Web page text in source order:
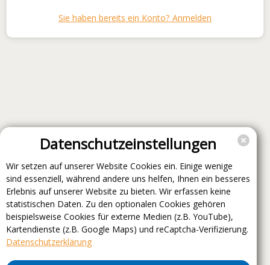
Sie haben bereits ein Konto? Anmelden
Datenschutzeinstellungen
Wir setzen auf unserer Website Cookies ein. Einige wenige
sind essenziell, während andere uns helfen, Ihnen ein besseres
Erlebnis auf unserer Website zu bieten. Wir erfassen keine
statistischen Daten. Zu den optionalen Cookies gehören
beispielsweise Cookies für externe Medien (z.B. YouTube),
Kartendienste (z.B. Google Maps) und reCaptcha-Verifizierung.
Datenschutzerklärung